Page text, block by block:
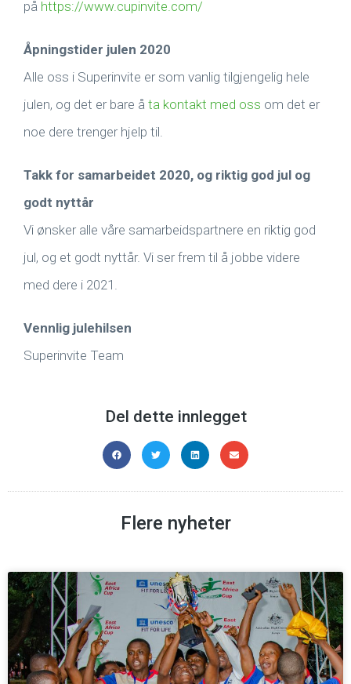
på https://www.cupinvite.com/
Åpningstider julen 2020
Alle oss i Superinvite er som vanlig tilgjengelig hele
julen, og det er bare å ta kontakt med oss om det er
noe dere trenger hjelp til.
Takk for samarbeidet 2020, og riktig god jul og
godt nyttår
Vi ønsker alle våre samarbeidspartnere en riktig god
jul, og et godt nyttår. Vi ser frem til å jobbe videre
med dere i 2021.
Vennlig julehilsen
Superinvite Team
Del dette innlegget
Flere nyheter